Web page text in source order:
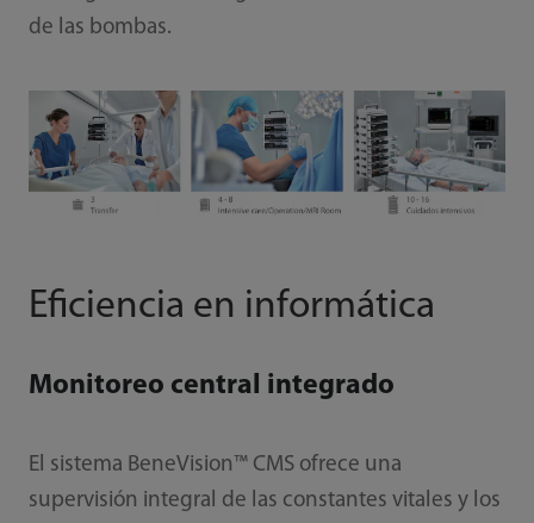
de las bombas.
Eficiencia en informática
Monitoreo central integrado
El sistema BeneVision™CMS ofrece una
supervisión integral de las constantes vitales y los